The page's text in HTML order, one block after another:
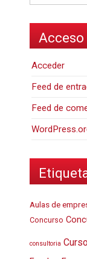
Acceso
Acceder
Feed de
Feed de
Aulas de
Concurso
consultoria